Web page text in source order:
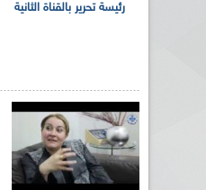
رئيسة تحرير بالقناة الثانية